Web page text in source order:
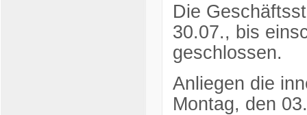
Die
30.07., bis
geschlossen.
Anliegen die
Montag, den